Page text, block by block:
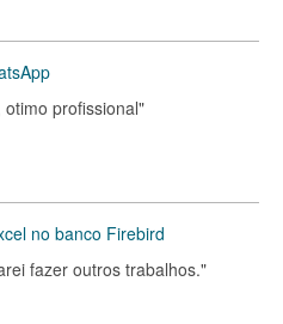
profissional"
no banco Firebird
fazer outros trabalhos."